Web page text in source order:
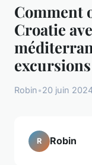
Comment
Croatie
Robin•20 juin
R Robin